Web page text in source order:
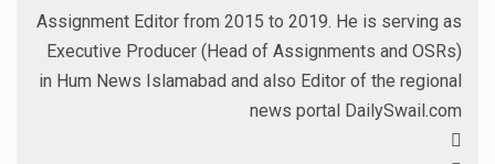
Assignment Editor from 2015 to 2019. He is serving as
Executive Producer (Head of Assignments and OSRs)
in Hum News Islamabad and also Editor of the regional
news portal DailySwail.com